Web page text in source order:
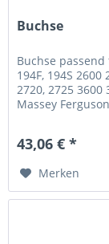
Buchse
Buchse passend
194F, 194S 2600
2720, 2725 3600
Massey
43,06 € *
Merken